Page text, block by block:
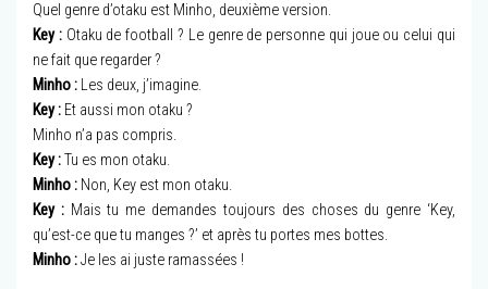
Quel genre d’otaku est Minho, deuxième version.
Key : Otaku de football ? Le genre de personne qui joue ou celui qui
ne fait que regarder ?
Minho : Les deux, j’imagine.
Key : Et aussi mon otaku ?
Minho n’a pas compris.
Key :Tu es mon otaku.
Minho : Non, Key est mon otaku.
Key : Mais tu me demandes toujours des choses du genre ‘Key,
qu’est-ce que tu manges ?’ et après tu portes mes bottes.
Minho :Je les ai juste ramassées !